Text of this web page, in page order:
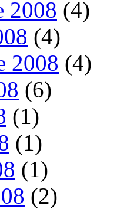
2008 (4)
(4)
2008 (4)
(6)
(1)
(1)
(1)
(2)